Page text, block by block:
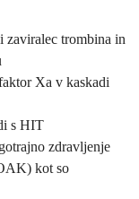
zaviralec trombina in
Xa v kaskadi
s HIT
zdravljenje
kot so